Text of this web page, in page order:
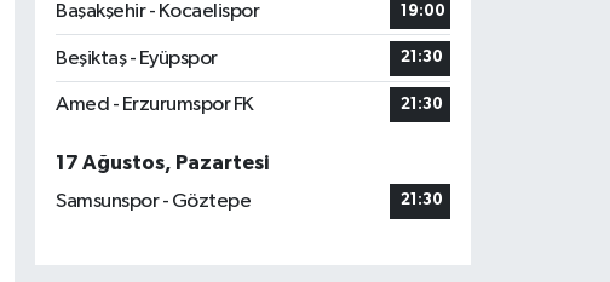
Başakşehir - Kocaelispor
19:00
Beşiktaş - Eyüpspor 21:30
Amed - Erzurumspor FK 21:30
17 Ağustos, Pazartesi
Samsunspor - Göztepe
21:30